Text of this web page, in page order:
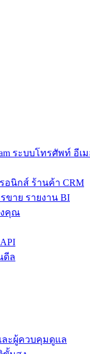
ระบบโทรศัพท์ อีเ
อนิกส์ ร้านค้า CRM
ขาย รายงาน BI
งคุณ
ดีล
ละผู้ควบคุมดูแล